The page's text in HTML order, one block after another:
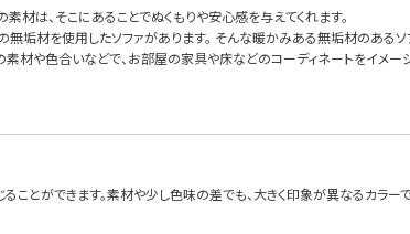
材は、そこにあることでぬくもりや安心感を与えてくれます。
無垢材を使用したソファがあります。 そんな暖かみある無垢材のあるソ
材や色合いなどで、お部屋の家具や床などのコーディネートをイメー
ことができます。素材や少し色味の差でも、大きく印象が異なるカラー